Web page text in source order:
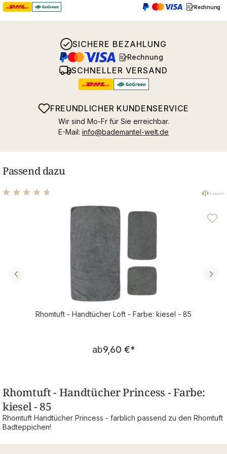
Rechnung
SICHERE BEZAHLUNG
Rechnung
SCHNELLER VERSAND
FREUNDLICHER KUNDENSERVICE
Wir sind Mo-Fr für Sie erreichbar.
E-Mail: info@bademantel-welt.de
Passend dazu
Durchschnittliche Bewertung von 4.79 von 5 Sternen
Rhomtuft - Handtücher Loft - Farbe: kiesel - 85
Regulärer Preis:
ab9,60 €*
Rhomtuft - Handtücher Princess - Farbe:
kiesel - 85
Rhomtuft Handtücher Princess - farblich passend zu den Rhomtuft
Badteppichen!